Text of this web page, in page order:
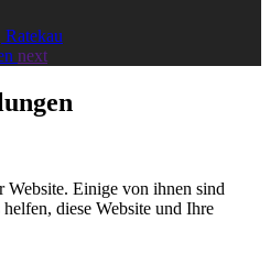
next
Website. Einige von ihnen sind
diese Website und Ihre